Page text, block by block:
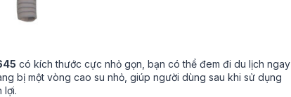
có kích thước cực nhỏ gọn, bạn có thể đem đi du lịch ngay
bị một vòng cao su nhỏ, giúp người dùng sau khi sử dụng
lợi.